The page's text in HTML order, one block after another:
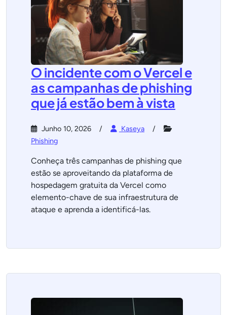
O incidente com o Vercel e
as campanhas de phishing
que já estão bem à vista
Junho 10, 2026
Kaseya
Phishing
Conheça três campanhas de phishing que
estão se aproveitando da plataforma de
hospedagem gratuita da Vercel como
elemento-chave de sua infraestrutura de
ataque e aprenda a identificá-las.